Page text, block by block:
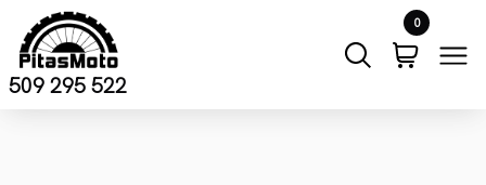
Przejdź do treści
509 295 522
0